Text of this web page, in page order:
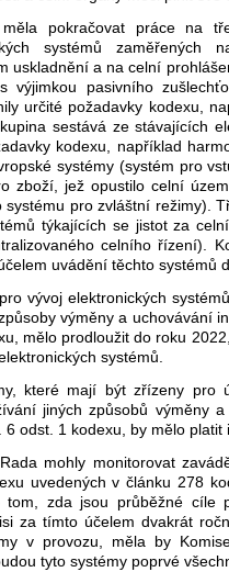
pokračovat práce na
systémů
uskladnění a na celní
výjimkou pasivního
určité požadavky kodexu,
sestává ze stávajících
kodexu, například
systémy (systém pro
zboží, jež opustilo celní
pro zvláštní režimy).
týkajících se jistot za
celního řízení).
uvádění těchto systémů
vývoj elektronických
výměny a uchovávání
mělo prodloužit do roku
systémů.
které mají být zřízeny pro
jiných způsobů výměny
odst. 1 kodexu, by mělo platit
mohly monitorovat
uvedených v článku 278
zda jsou průběžné cíle
za tímto účelem dvakrát
v provozu, měla by
tyto systémy poprvé
náhrady
"náhradě
škod"